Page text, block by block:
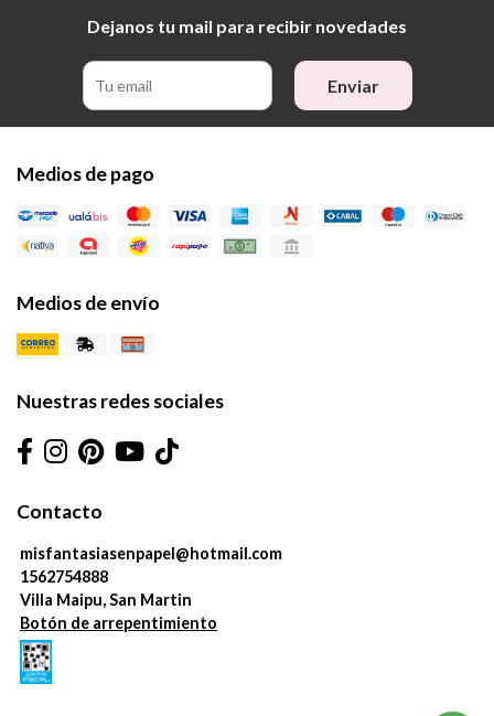
Dejanos tu mail para recibir novedades
Enviar
Medios de pago
Medios de envío
Nuestras redes sociales
Contacto
misfantasiasenpapel@hotmail.com
1562754888
Villa Maipu, San Martin
Botón de arrepentimiento